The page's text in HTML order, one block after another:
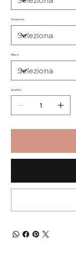
Cordoncino
Misura
Quantità